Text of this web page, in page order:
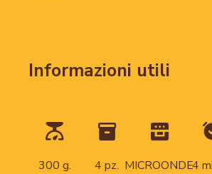
Informazioni utili
300 g. 4 pz. MICROONDE4